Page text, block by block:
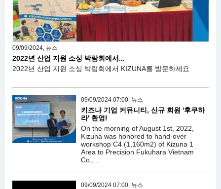
09/09/2024, 뉴스
2022년 산업 지원 소싱 박람회에서...
2022년 산업 지원 소싱 박람회에서 KIZUNA를 방문하세요
09/09/2024 07:00, 뉴스
키즈나 기업 커뮤니티, 신규 회원 '후쿠하
라' 환영!
On the morning of August 1st, 2022,
Kizuna was honored to hand-over
workshop C4 (1,160m2) of Kizuna 1
Area to Precision Fukuhara Vietnam
Co.,...
09/09/2024 07:00, 뉴스